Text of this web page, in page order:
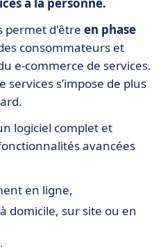
permet d'être en phase
consommateurs et
e-commerce de services.
s’impose de plus
logiciel complet et
avancées
en ligne,
domicile, sur site ou en